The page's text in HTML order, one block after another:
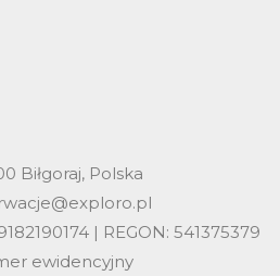
Biłgoraj, Polska
| REGON: 541375379
ewidencyjny